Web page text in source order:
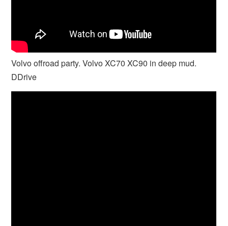
Volvo offroad party. Volvo XC70 XC90 in deep mud.
DDrive